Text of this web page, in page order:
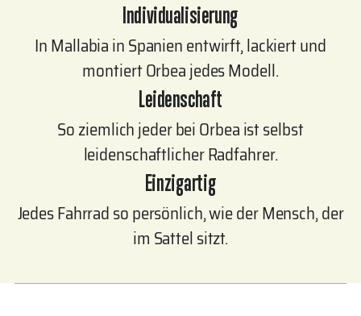
Individualisierung
In Mallabia in Spanien entwirft, lackiert und
montiert Orbea jedes Modell.
Leidenschaft
So ziemlich jeder bei Orbea ist selbst
leidenschaftlicher Radfahrer.
Einzigartig
Jedes Fahrrad so persönlich, wie der Mensch, der
im Sattel sitzt.